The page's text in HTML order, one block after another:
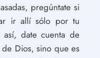
pregúntate si
ir allí sólo por tu
date cuenta de
Dios, sino que es